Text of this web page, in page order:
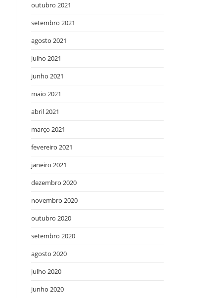
outubro 2021
setembro 2021
agosto 2021
julho 2021
junho 2021
maio 2021
abril 2021
março 2021
fevereiro 2021
janeiro 2021
dezembro 2020
novembro 2020
outubro 2020
setembro 2020
agosto 2020
julho 2020
junho 2020